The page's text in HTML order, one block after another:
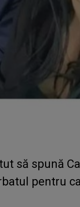
să spună
pentru